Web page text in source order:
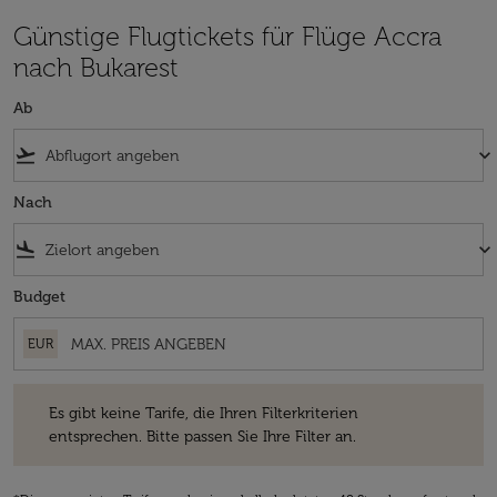
Günstige Flugtickets für Flüge Accra
nach Bukarest
Ab
flight_takeoff keyboard_arrow_down
Nach
flight_land keyboard_arrow_down
Budget
EUR
Es gibt keine Tarife, die Ihren Filterkriterien
entsprechen. Bitte passen Sie Ihre Filter an.